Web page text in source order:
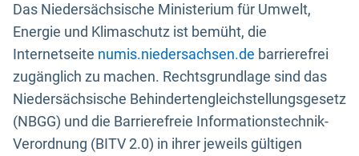
Das Niedersächsische Ministerium für Umwelt,
Energie und Klimaschutz ist bemüht, die
Internetseite numis.niedersachsen.de barrierefrei
zugänglich zu machen. Rechtsgrundlage sind das
Niedersächsische Behindertengleichstellungsgesetz
(NBGG) und die Barrierefreie Informationstechnik-
Verordnung (BITV 2.0) in ihrer jeweils gültigen